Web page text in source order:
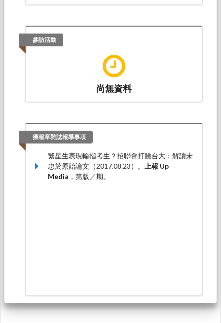
參訪活動
尚無資料
獲報章雜誌報導事項
繁星生表現輸指考生？招聯會打臉台大：解讀未
忠於原始論文（2017.08.23）。
上報 Up
Media ，第版／期。